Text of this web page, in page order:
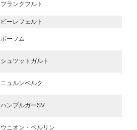
フランクフルト
ビーレフェルト
ボーフム
シュツットガルト
ニュルンベルク
ハンブルガーSV
ウニオン・ベルリン